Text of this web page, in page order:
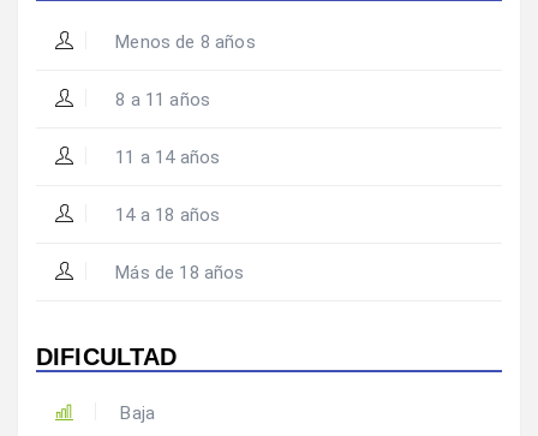
Menos de 8 años
8 a 11 años
11 a 14 años
14 a 18 años
Más de 18 años
DIFICULTAD
Baja